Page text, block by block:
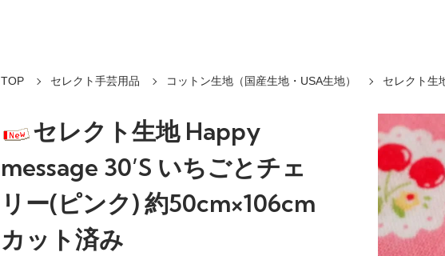
TOP セレクト手芸用品 コットン生地（国産生地・USA生地） セレクト生
セレクト生地 Happy
message 30’S いちごとチェ
リー(ピンク) 約50cm×106cm
カット済み